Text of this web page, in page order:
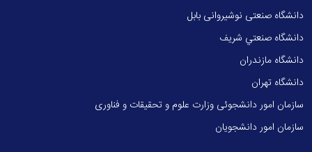
دانشگاه صنعتی نوشیروانی بابل
دانشگاه صنعتي شريف
دانشگاه مازندران
دانشگاه تهران
سازمان امور دانشجوئی وزارت علوم و تحقیقات و فناوری
سازمان امور دانشجویان